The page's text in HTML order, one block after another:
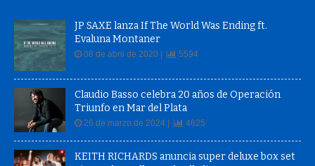
JP SAXE lanza If The World Was Ending ft.
Evaluna Montaner
08 de abril de 2020 | 5594
Claudio Basso celebra 20 años de Operación
Triunfo en Mar del Plata
26 de marzo de 2024 | 4625
KEITH RICHARDS anuncia super deluxe box set